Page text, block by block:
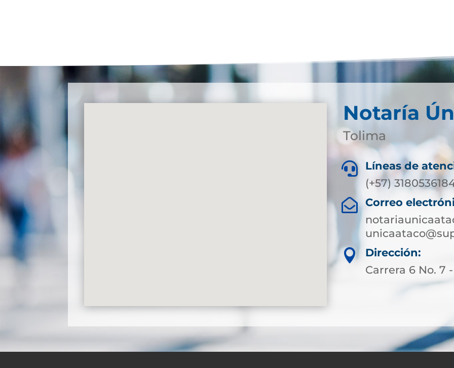
Notaría
Tolima

Líneas de
(+57)
 Correo

Dirección:
Carrera 6 No. 7